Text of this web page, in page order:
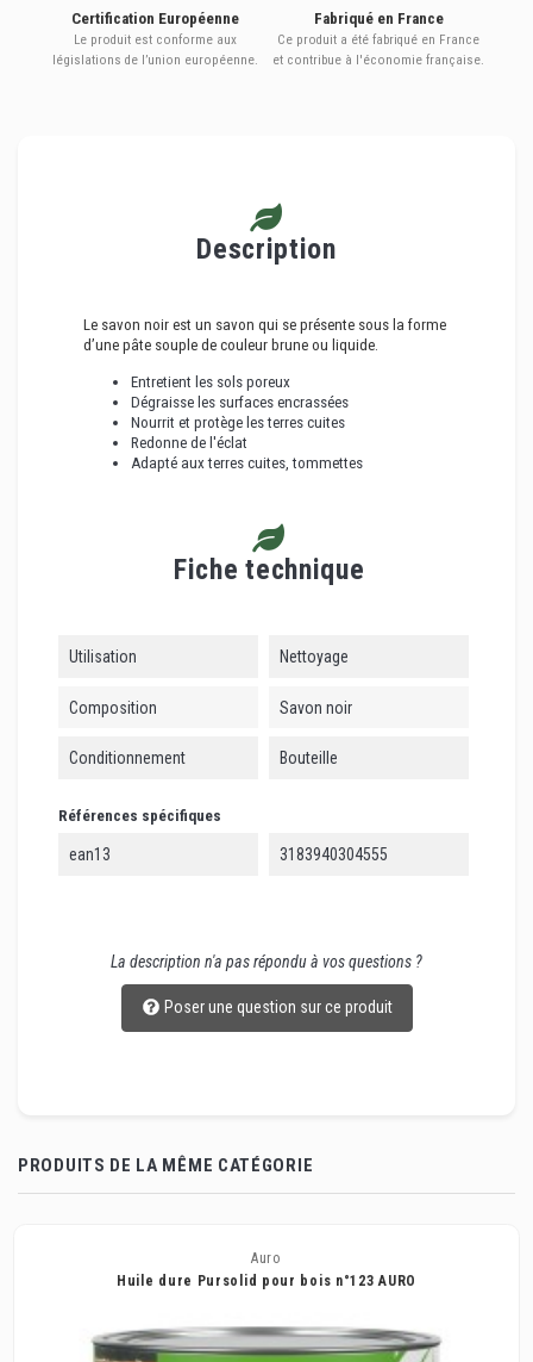
Certification Européenne
Le produit est conforme aux
législations de l’union européenne.
Fabriqué en France
Ce produit a été fabriqué en France
et contribue à l'économie française.
Description
Le savon noir est un savon qui se présente sous la forme
d’une pâte souple de couleur brune ou liquide.
Entretient les sols poreux
Dégraisse les surfaces encrassées
Nourrit et protège les terres cuites
Redonne de l'éclat
Adapté aux terres cuites, tommettes
Fiche technique
Utilisation Nettoyage
Composition Savon noir
Conditionnement Bouteille
Références spécifiques
ean13 3183940304555
La description n'a pas répondu à vos questions ?
Poser une question sur ce produit
PRODUITS DE LA MÊME CATÉGORIE
Auro
Huile dure Pursolid pour bois n°123 AURO